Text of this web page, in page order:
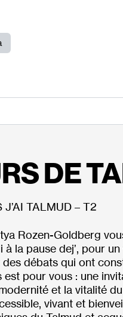
DE
J’AI TALMUD – T2
Rozen-Goldberg
à la pause dej’, pour
débats qui ont
est pour vous : une
et la vitalité
vivant et